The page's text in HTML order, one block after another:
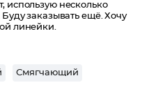
использую несколько
заказывать ещё. Хочу
линейки.
Смягчающий